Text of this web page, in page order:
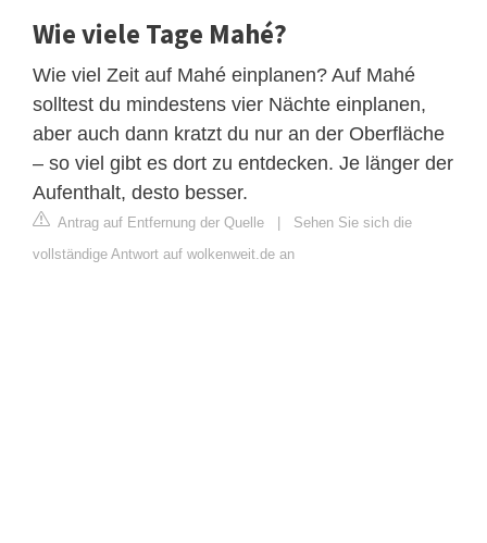
Wie viele Tage Mahé?
Wie viel Zeit auf Mahé einplanen? Auf Mahé
solltest du mindestens vier Nächte einplanen,
aber auch dann kratzt du nur an der Oberfläche
– so viel gibt es dort zu entdecken. Je länger der
Aufenthalt, desto besser.
Antrag auf Entfernung der Quelle | Sehen Sie sich die
vollständige Antwort auf wolkenweit.de an